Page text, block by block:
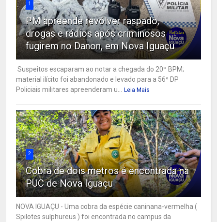
1
PM apreende revólver raspado,
drogas e rádios após criminosos
fugirem no Danon, em Nova Iguaçu
Suspeitos escaparam ao notar a chegada do 20º BPM;
material ilícito foi abandonado e levado para a 56ª DP
Policiais militares apreenderam u...
Leia Mais
2
Cobra de dois metros é encontrada na
PUC de Nova Iguaçu
NOVA IGUAÇU - Uma cobra da espécie caninana-vermelha (
Spilotes sulphureus ) foi encontrada no campus da